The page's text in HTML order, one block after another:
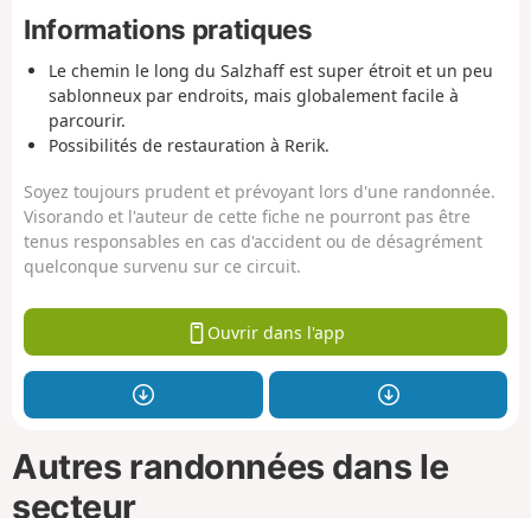
Informations pratiques
Le chemin le long du Salzhaff est super étroit et un peu
sablonneux par endroits, mais globalement facile à
parcourir.
Possibilités de restauration à Rerik.
Soyez toujours prudent et prévoyant lors d'une randonnée.
Visorando et l'auteur de cette fiche ne pourront pas être
tenus responsables en cas d'accident ou de désagrément
quelconque survenu sur ce circuit.
Ouvrir dans l'app
Autres randonnées dans le
secteur